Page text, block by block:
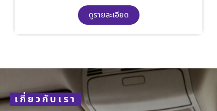
ดูรายละเอียด
เกี่ยวกับเรา